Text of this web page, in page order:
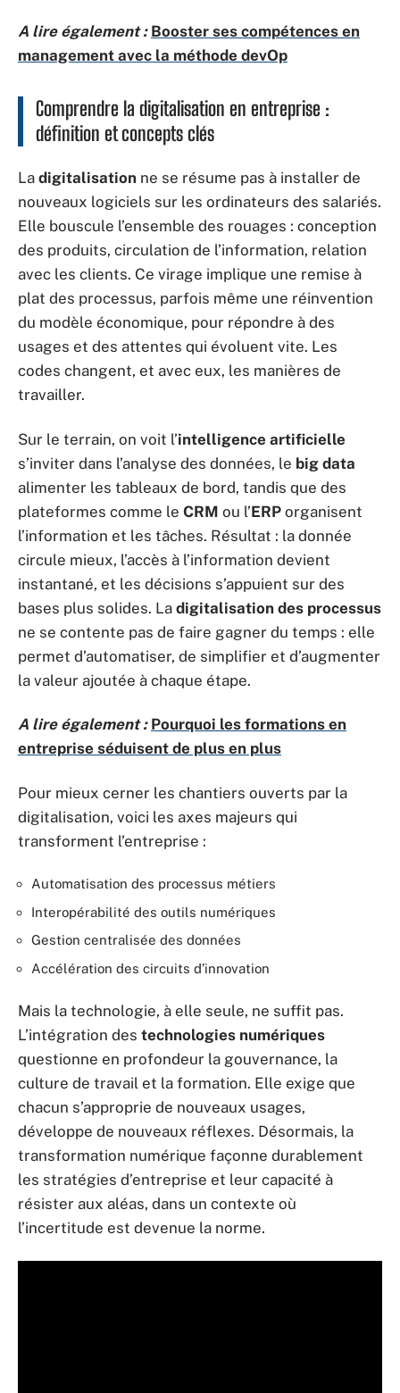
A lire également : Booster ses compétences en
management avec la méthode devOp
Comprendre la digitalisation en entreprise :
définition et concepts clés
La digitalisation ne se résume pas à installer de
nouveaux logiciels sur les ordinateurs des salariés.
Elle bouscule l’ensemble des rouages : conception
des produits, circulation de l’information, relation
avec les clients. Ce virage implique une remise à
plat des processus, parfois même une réinvention
du modèle économique, pour répondre à des
usages et des attentes qui évoluent vite. Les
codes changent, et avec eux, les manières de
travailler.
Sur le terrain, on voit l’intelligence artificielle
s’inviter dans l’analyse des données, le big data
alimenter les tableaux de bord, tandis que des
plateformes comme le CRM ou l’ERP organisent
l’information et les tâches. Résultat : la donnée
circule mieux, l’accès à l’information devient
instantané, et les décisions s’appuient sur des
bases plus solides. La digitalisation des processus
ne se contente pas de faire gagner du temps : elle
permet d’automatiser, de simplifier et d’augmenter
la valeur ajoutée à chaque étape.
A lire également : Pourquoi les formations en
entreprise séduisent de plus en plus
Pour mieux cerner les chantiers ouverts par la
digitalisation, voici les axes majeurs qui
transforment l’entreprise :
Automatisation des processus métiers
Interopérabilité des outils numériques
Gestion centralisée des données
Accélération des circuits d’innovation
Mais la technologie, à elle seule, ne suffit pas.
L’intégration des technologies numériques
questionne en profondeur la gouvernance, la
culture de travail et la formation. Elle exige que
chacun s’approprie de nouveaux usages,
développe de nouveaux réflexes. Désormais, la
transformation numérique façonne durablement
les stratégies d’entreprise et leur capacité à
résister aux aléas, dans un contexte où
l’incertitude est devenue la norme.